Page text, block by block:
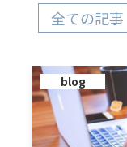
全ての記事
blog